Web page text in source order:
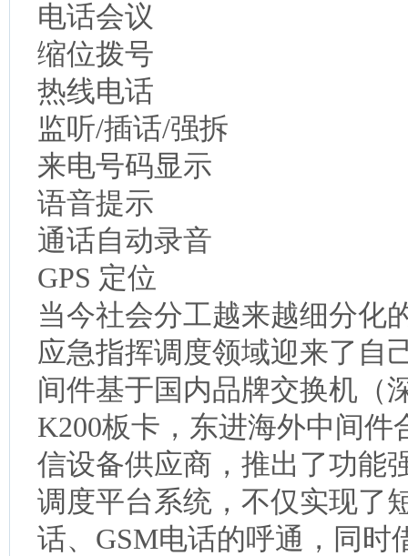
电话会议
缩位拨号
热线电话
监听/插话/强拆
来电号码显示
语音提示
通话自动录音
GPS 定位
当今社会分工越来越细分化
应急指挥调度领域迎来了自
间件基于国内品牌交换机（
K200板卡，东进海外中间
信设备供应商，推出了功能
调度平台系统，不仅实现了
话、GSM电话的呼通，同时